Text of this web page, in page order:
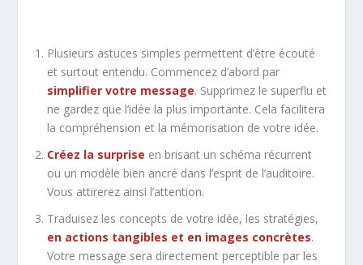
Plusieurs astuces simples permettent d’être écouté
et surtout entendu. Commencez d’abord par
simplifier votre message. Supprimez le superflu et
ne gardez que l’idée la plus importante. Cela facilitera
la compréhension et la mémorisation de votre idée.
Créez la surprise en brisant un schéma récurrent
ou un modèle bien ancré dans l’esprit de l’auditoire.
Vous attirerez ainsi l’attention.
Traduisez les concepts de votre idée, les stratégies,
en actions tangibles et en images concrètes.
Votre message sera directement perceptible par les